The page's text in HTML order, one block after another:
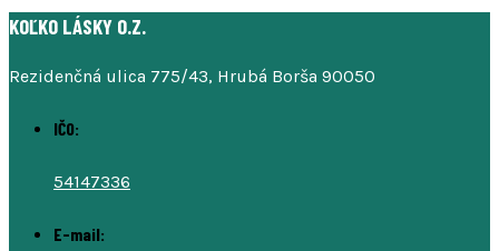
KOĽKO LÁSKY O.Z.
Rezidenčná ulica 775/43, Hrubá Borša 90050
IČO:
54147336
E-mail: